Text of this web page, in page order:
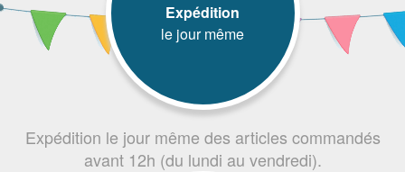
Expédition
le jour même
Expédition le jour même des articles commandés
avant 12h (du lundi au vendredi).